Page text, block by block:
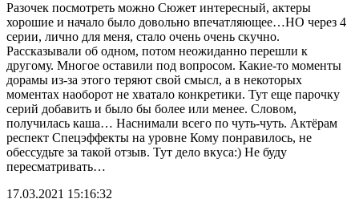
Разочек посмотреть можно Сюжет интересный, актеры
хорошие и начало было довольно впечатляющее…НО через 4
серии, лично для меня, стало очень очень скучно.
Рассказывали об одном, потом неожиданно перешли к
другому. Многое оставили под вопросом. Какие-то моменты
дорамы из-за этого теряют свой смысл, а в некоторых
моментах наоборот не хватало конкретики. Тут еще парочку
серий добавить и было бы более или менее. Словом,
получилась каша… Наснимали всего по чуть-чуть. Актёрам
респект Спецэффекты на уровне Кому понравилось, не
обессудьте за такой отзыв. Тут дело вкуса:) Не буду
пересматривать…
17.03.2021 15:16:32